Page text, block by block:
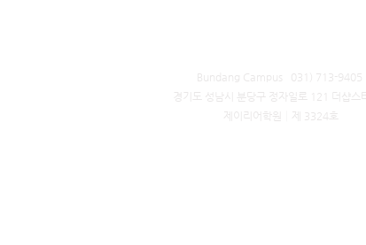
Bundang Campus 031) 713-9405 ​
경기도 성남시 분당구 정자일로 121 더샵스
제이리어학원│제 3324호